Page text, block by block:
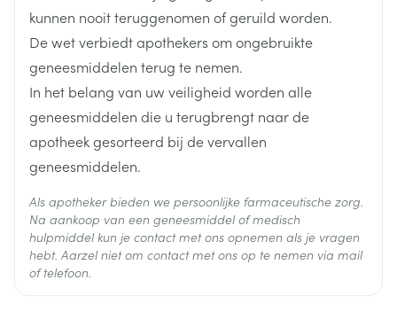
krachtige CYP3A4 inductoren (verhogen van de
dosis).
1 inname /dag.
Met of zonder voedsel.
Een alternatief bij patiënten die moeite hebben met
het doorslikken van de tabletten: orale suspensie.
Dosistitratie:
Dag 1 -2: 2 mg (orale suspensie 1 mg/ml gebruiken).
Dag 3-4: 5 mg.
Aanbevolen dosering: 10 mg /dag.
In sommige gevallen: dosisverhogingen in stappen
Behoud Kamertemperatuur (15°C - 25°C)
kunnen nooit teruggenomen of geruild worden.
De wet verbiedt apothekers om ongebruikte
geneesmiddelen terug te nemen.
In het belang van uw veiligheid worden alle
geneesmiddelen die u terugbrengt naar de
apotheek gesorteerd bij de vervallen
geneesmiddelen.
Als apotheker bieden we persoonlijke farmaceutische zorg.
Na aankoop van een geneesmiddel of medisch
hulpmiddel kun je contact met ons opnemen als je vragen
hebt. Aarzel niet om contact met ons op te nemen via mail
of telefoon.